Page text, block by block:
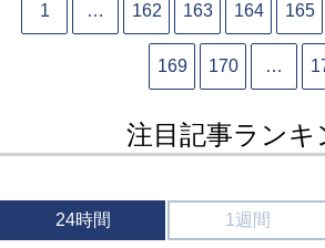
1 … 162 163 164 165
169 170 …
注目記事ランキ
24時間 1週間